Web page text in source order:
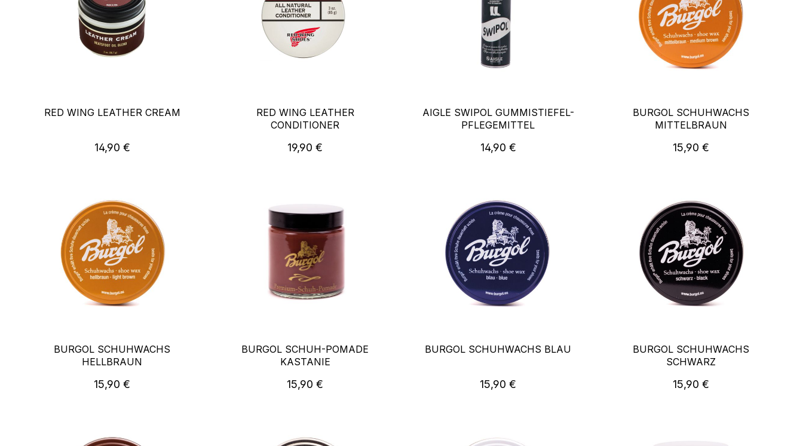
RED WING LEATHER CREAM
Regulärer Preis:
14,90 €
RED WING LEATHER
CONDITIONER
Regulärer Preis:
19,90 €
AIGLE SWIPOL GUMMISTIEFEL-
PFLEGEMITTEL
Regulärer Preis:
14,90 €
BURGOL SCHUHWACHS
MITTELBRAUN
Regulärer Preis:
15,90 €
BURGOL SCHUHWACHS
HELLBRAUN
Regulärer Preis:
15,90 €
BURGOL SCHUH-POMADE
KASTANIE
Regulärer Preis:
15,90 €
BURGOL SCHUHWACHS BLAU
Regulärer Preis:
15,90 €
BURGOL SCHUHWACHS
SCHWARZ
Regulärer Preis:
15,90 €